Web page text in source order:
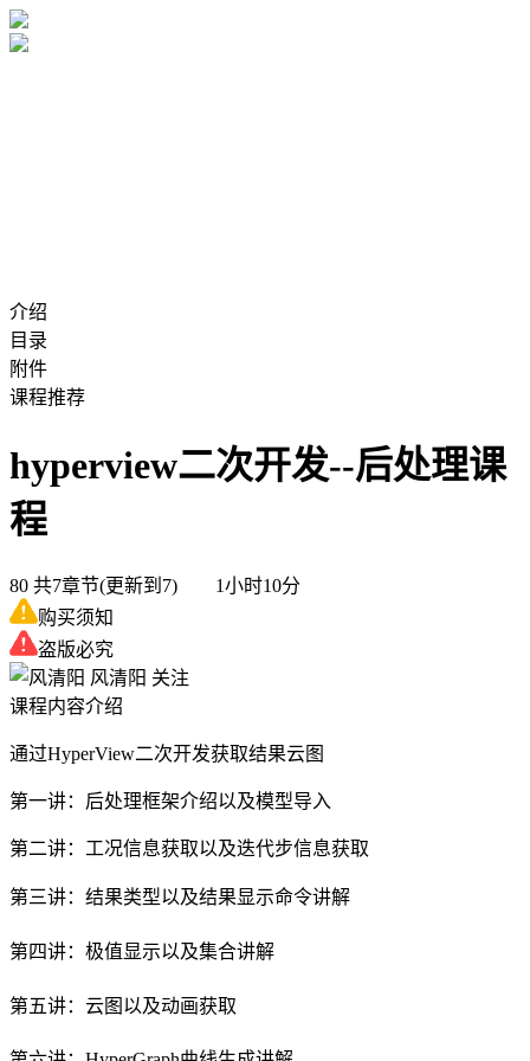
介绍
目录
附件
课程推荐
hyperview二次开发--后处理课
程
80 共7章节(更新到7) 1小时10分
购买须知
盗版必究
风清阳 关注
课程内容介绍
通过HyperView二次开发获取结果云图
第一讲：后处理框架介绍以及模型导入
第二讲：工况信息获取以及迭代步信息获取
第三讲： 结果类型以及结果显示命令讲解
第四讲：极值显示以及集合讲解
第五讲：云图以及动画获取